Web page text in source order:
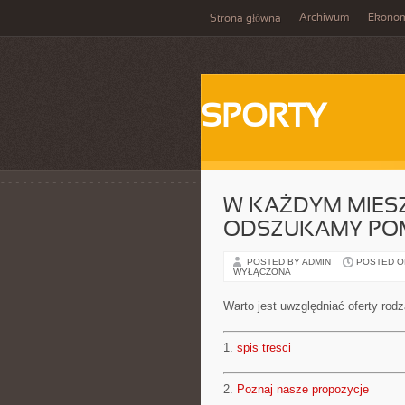
Strona główna Archiwum
SPORTY
W KAŻDYM
ODSZUKAMY
POSTED BY ADMIN POSTED
WYŁĄCZONA
Warto jest uwzględniać oferty
1. spis tresci
2. Poznaj nasze propozycje